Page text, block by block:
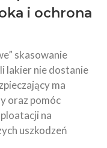
i ochrona
skasowanie
lakier nie dostanie
ma
oraz pomóc
na
uszkodzeń